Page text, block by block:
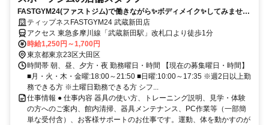
FASTGYM24(ファストジム)で働きながら✨ボディメイク✨してみません
か？ティップネスFASTGYM24 武蔵新田店
アクセス 東急多摩川線「武蔵新田駅」改札口より徒歩1分
時給1,250円～1,700円
東京都東京23区大田区
時間帯 朝、昼、夕方・夜 勤務曜日・時間 【現在の募集曜日・時間】
■月・火・木・金曜:18:00～21:50 ■日曜:10:00～17:35 ※週2日以上勤
務できる方 ※土曜日勤務できる方 シフ...
仕事情報 ● 仕事内容 器具の使い方、トレーニング説明、見学・体験
の方へのご案内、館内清掃、器具メンテナンス、PC作業等（一部簡
単な受付含）、お客様サポートのお仕事です。運動、体を動かすのが